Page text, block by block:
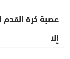
عصبة كرة القدم
إلا